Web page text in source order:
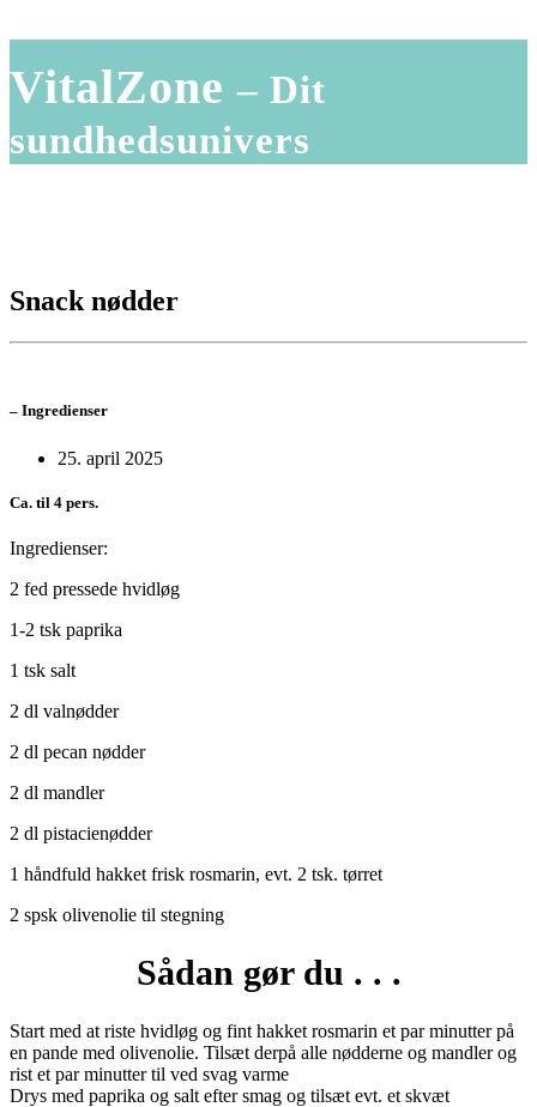
VitalZone– Dit
sundhedsunivers
Snack nødder
– Ingredienser
25. april 2025
Ca. til 4 pers.
Ingredienser:
2 fed pressede hvidløg
1-2 tsk paprika
1 tsk salt
2 dl valnødder
2 dl pecan nødder
2 dl mandler
2 dl pistacienødder
1 håndfuld hakket frisk rosmarin, evt. 2 tsk. tørret
2 spsk olivenolie til stegning
Sådan gør du . . .
Start med at riste hvidløg og fint hakket rosmarin et par minutter på
en pande med olivenolie. Tilsæt derpå alle nødderne og mandler og
rist et par minutter til ved svag varme
Drys med paprika og salt efter smag og tilsæt evt. et skvæt